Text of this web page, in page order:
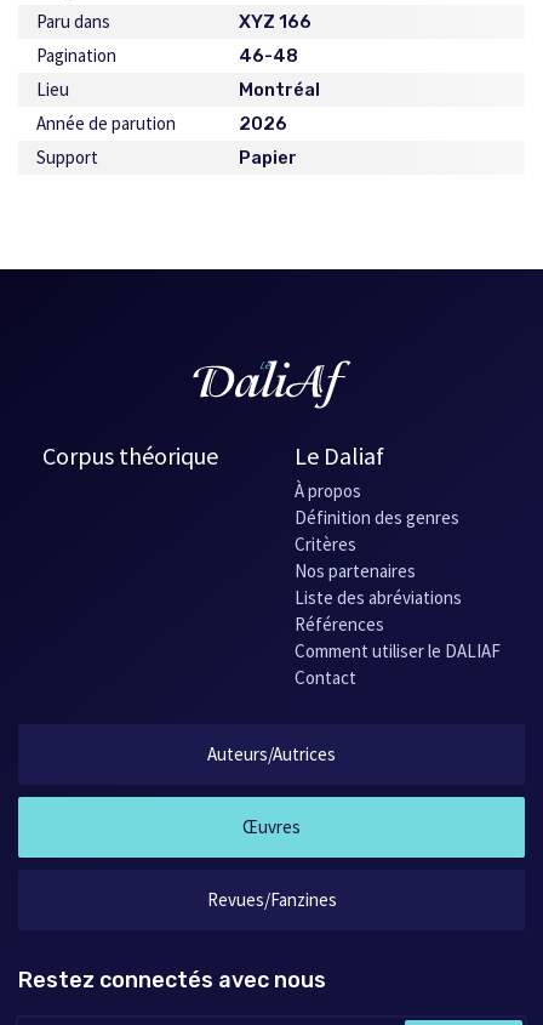
Paru dans XYZ 166
Pagination 46-48
Lieu Montréal
Année de parution 2026
Support Papier
Corpus théorique Le Daliaf
À propos
Définition des genres
Critères
Nos partenaires
Liste des abréviations
Références
Comment utiliser le DALIAF
Contact
Auteurs/Autrices
Œuvres
Revues/Fanzines
Restez connectés avec nous